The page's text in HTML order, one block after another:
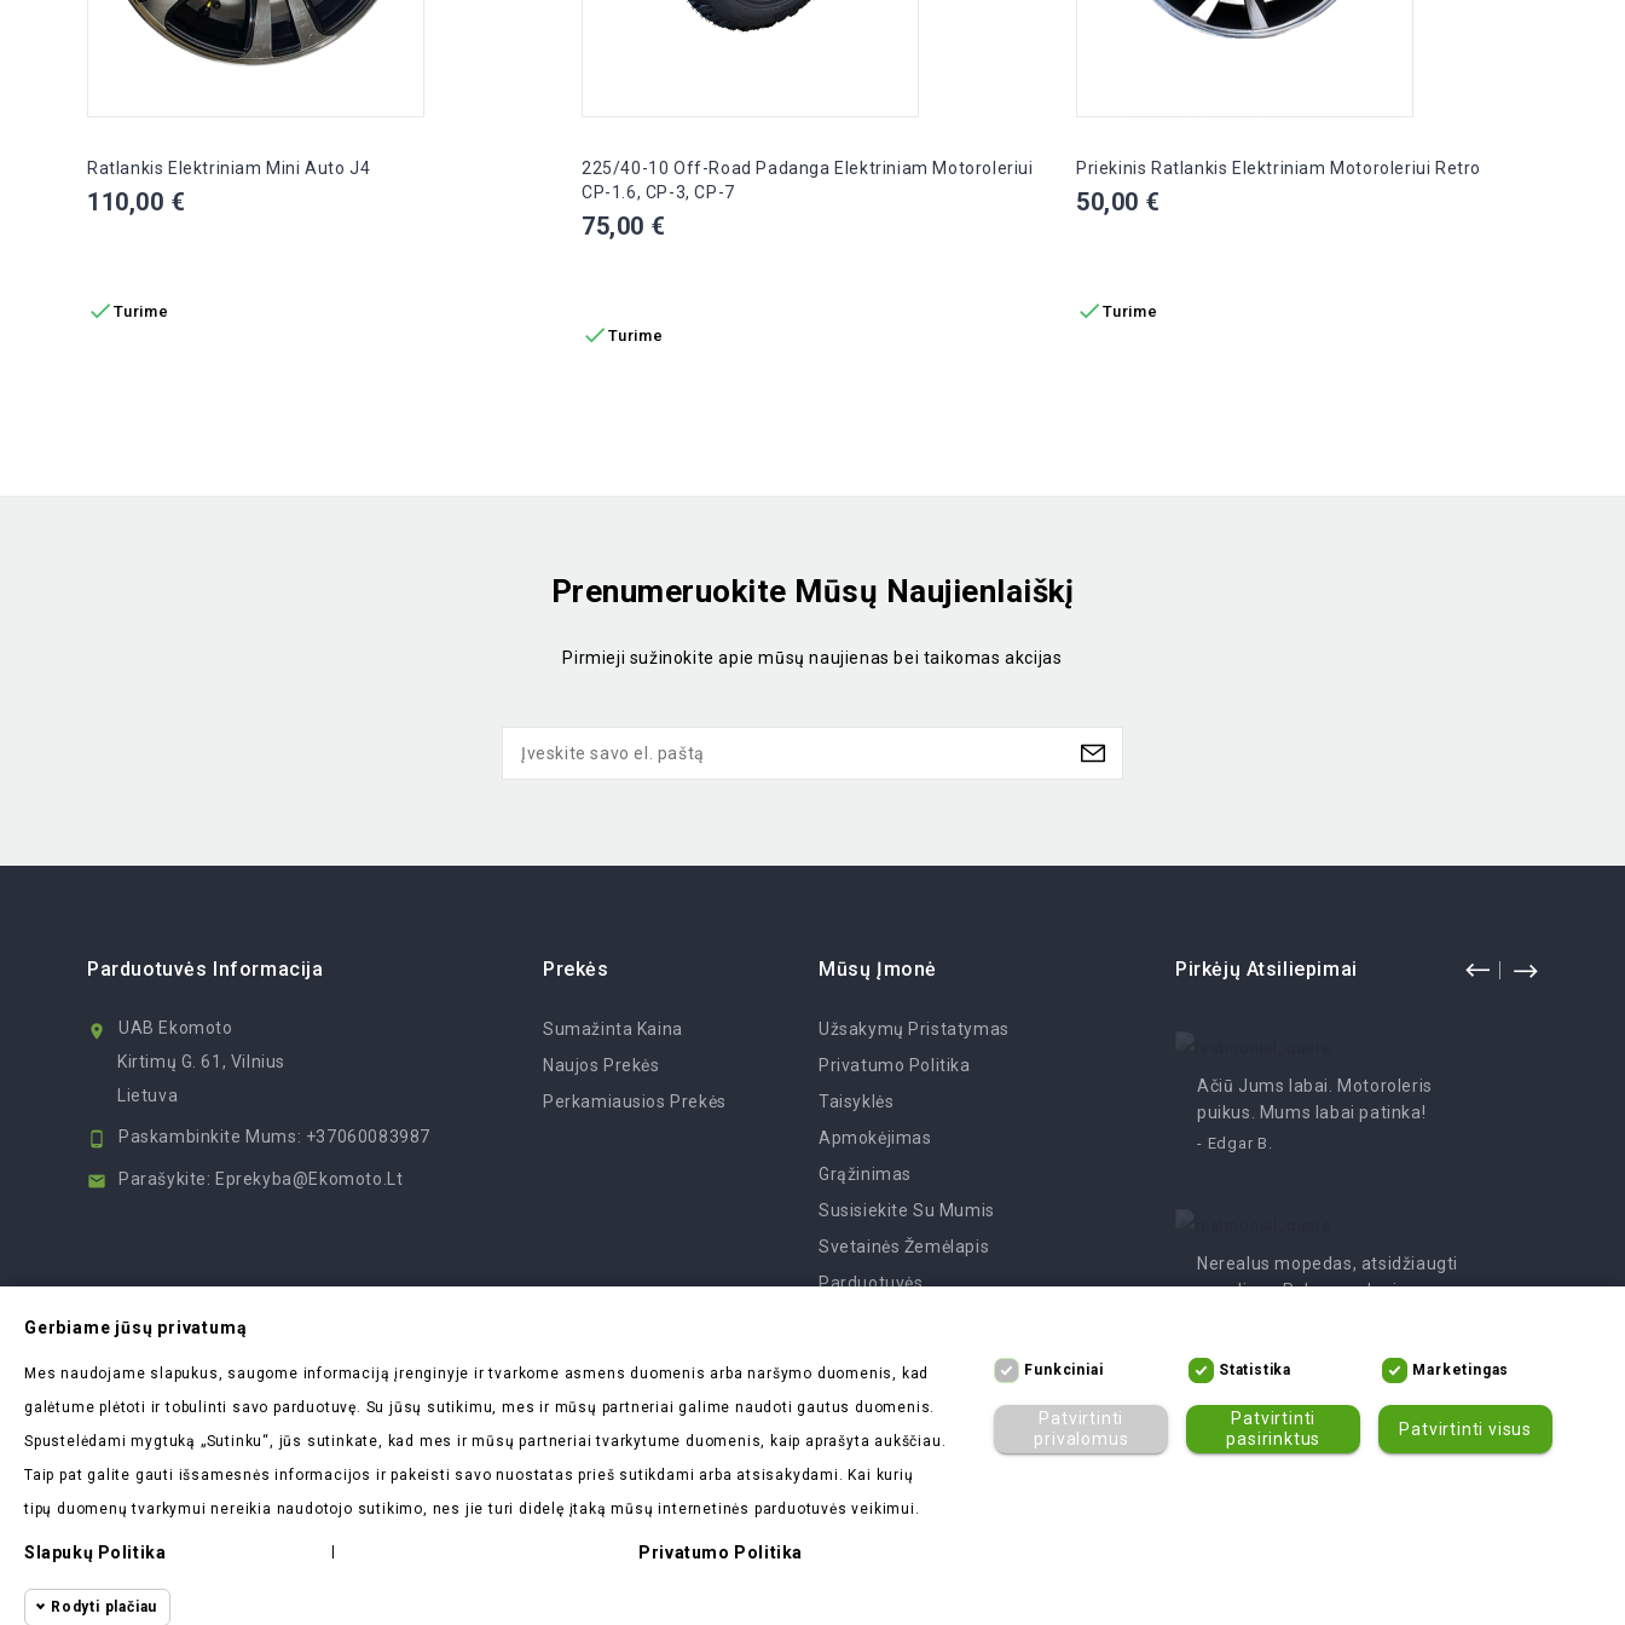
Ratlankis Elektriniam Mini Auto J4
Kaina
110,00 €
 Turime
225/40-10 Off-Road Padanga Elektriniam Motoroleriui
CP-1.6, CP-3, CP-7
Kaina
75,00 €
 Turime
Priekinis Ratlankis Elektriniam Motoroleriui Retro
Kaina
50,00 €
 Turime
Prenumeruokite Mūsų Naujienlaiškį
Pirmieji sužinokite apie mūsų naujienas bei taikomas akcijas
Parduotuvės Informacija

UAB Ekomoto
Kirtimų G. 61, Vilnius
Lietuva
 Paskambinkite Mums: +37060083987
 Parašykite: Eprekyba@ekomoto.lt
Prekės
Sumažinta Kaina
Naujos Prekės
Perkamiausios Prekės
Mūsų Įmonė
Užsakymų Pristatymas
Privatumo Politika
Taisyklės
Apmokėjimas
Grąžinimas
Susisiekite Su Mumis
Svetainės Žemėlapis
Parduotuvės
Pirkėjų Atsiliepimai
Ačiū Jums labai. Motoroleris
puikus. Mums labai patinka!
- Edgar B.
Nerealus mopedas, atsidžiaugti
negalime. Rekomenduojame
Gerbiame jūsų privatumą
Mes naudojame slapukus, saugome informaciją įrenginyje ir tvarkome asmens duomenis arba naršymo duomenis, kad
galėtume plėtoti ir tobulinti savo parduotuvę. Su jūsų sutikimu, mes ir mūsų partneriai galime naudoti gautus duomenis.
Spustelėdami mygtuką „Sutinku“, jūs sutinkate, kad mes ir mūsų partneriai tvarkytume duomenis, kaip aprašyta aukščiau.
Taip pat galite gauti išsamesnės informacijos ir pakeisti savo nuostatas prieš sutikdami arba atsisakydami. Kai kurių
tipų duomenų tvarkymui nereikia naudotojo sutikimo, nes jie turi didelę įtaką mūsų internetinės parduotuvės veikimui.
Slapukų Politika Privatumo Politika
Rodyti plačiau
Funkciniai Statistika Marketingas
Patvirtinti
privalomus
Patvirtinti
pasirinktus
Patvirtinti visus
ekomoto.lt ©